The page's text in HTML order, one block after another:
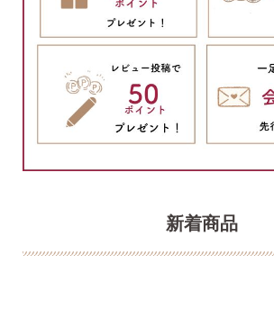
新着商品